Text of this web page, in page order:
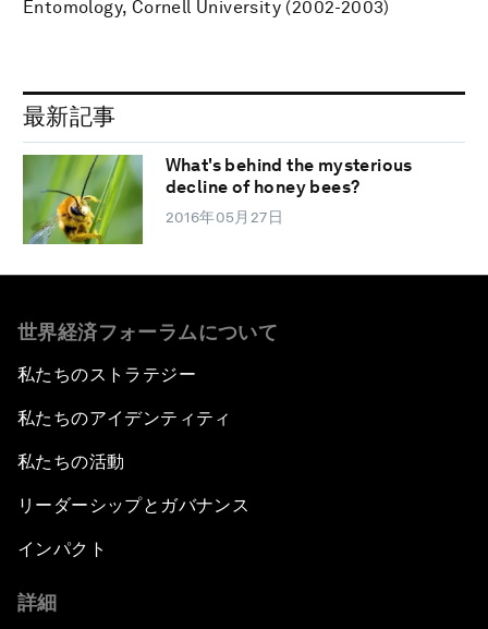
Entomology, Cornell University (2002-2003)
最新記事
What's behind the mysterious
decline of honey bees?
2016年05月27日
世界経済フォーラムについて
私たちのストラテジー
私たちのアイデンティティ
私たちの活動
リーダーシップとガバナンス
インパクト
詳細